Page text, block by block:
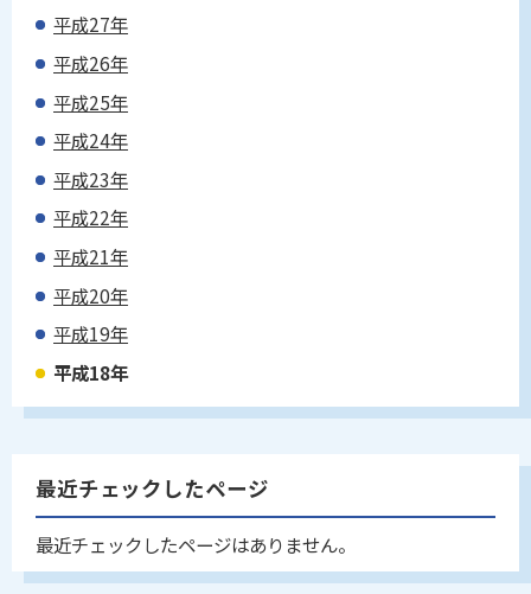
平成27年
平成26年
平成25年
平成24年
平成23年
平成22年
平成21年
平成20年
平成19年
平成18年
最近チェックしたページ
最近チェックしたページはありません。